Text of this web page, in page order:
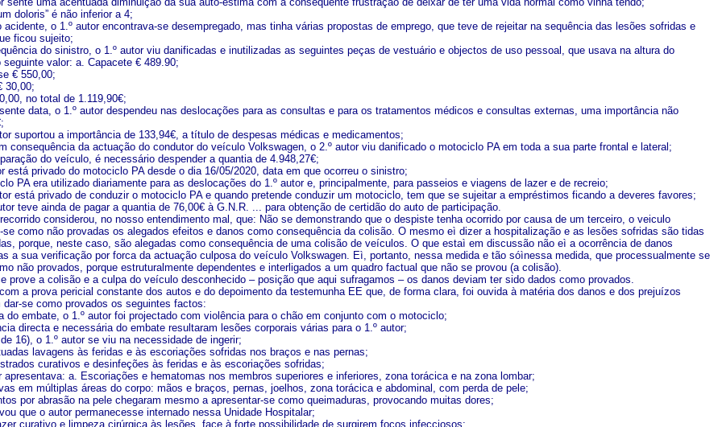
doloris” é não inferior a 4;
acidente, o 1.º autor encontrava-se desempregado, mas tinha várias propostas de emprego, que teve de rejeitar na sequência das lesões sofridas e
ficou sujeito;
do sinistro, o 1.º autor viu danificadas e inutilizadas as seguintes peças de vestuário e objectos de uso pessoal, que usava na altura do
valor: a. Capacete € 489.90;
€ 550,00;
30,00;
no total de 1.119,90€;
data, o 1.º autor despendeu nas deslocações para as consultas e para os tratamentos médicos e consultas externas, uma importância não
suportou a importância de 133,94€, a título de despesas médicas e medicamentos;
consequência da actuação do condutor do veículo Volkswagen, o 2.º autor viu danificado o motociclo PA em toda a sua parte frontal e lateral;
do veículo, é necessário despender a quantia de 4.948,27€;
está privado do motociclo PA desde o dia 16/05/2020, data em que ocorreu o sinistro;
PA era utilizado diariamente para as deslocações do 1.º autor e, principalmente, para passeios e viagens de lazer e de recreio;
está privado de conduzir o motociclo PA e quando pretende conduzir um motociclo, tem que se sujeitar a empréstimos ficando a deveres favores;
teve ainda de pagar a quantia de 76,00€ à G.N.R. ... para obtenção de certidão do auto de participação.
considerou, no nosso entendimento mal, que: Não se demonstrando que o despiste tenha ocorrido por causa de um terceiro, o veiculo
se como não provadas os alegados efeitos e danos como consequência da colisão. O mesmo eì dizer a hospitalização e as lesões sofridas são tidas
porque, neste caso, são alegadas como consequência de uma colisão de veículos. O que estaì em discussão não eì a ocorrência de danos
a sua verificação por forca da actuação culposa do veículo Volkswagen. Eì, portanto, nessa medida e tão sóìnessamedida, que processualmente se
não provados, porque estruturalmente dependentes e interligados a um quadro factual que não se provou (a colisão).
prove a colisão e a culpa do veículo desconhecido – posição que aqui sufragamos – os danos deviam ter sido dados como provados.
a prova pericial constante dos autos e do depoimento da testemunha EE que, de forma clara, foi ouvida à matéria dos danos e dos prejuízos
dar-se como provados os seguintes factos:
do embate, o 1.º autor foi projectado com violência para o chão em conjunto com o motociclo;
directa e necessária do embate resultaram lesões corporais várias para o 1.º autor;
16), o 1.º autor se viu na necessidade de ingerir;
lavagens às feridas e às escoriações sofridas nos braços e nas pernas;
curativos e desinfeções às feridas e às escoriações sofridas;
apresentava: a. Escoriações e hematomas nos membros superiores e inferiores, zona torácica e na zona lombar;
em múltiplas áreas do corpo: mãos e braços, pernas, joelhos, zona torácica e abdominal, com perda de pele;
por abrasão na pele chegaram mesmo a apresentar-se como queimaduras, provocando muitas dores;
que o autor permanecesse internado nessa Unidade Hospitalar;
curativo e limpeza cirúrgica às lesões, face à forte possibilidade de surgirem focos infecciosos;